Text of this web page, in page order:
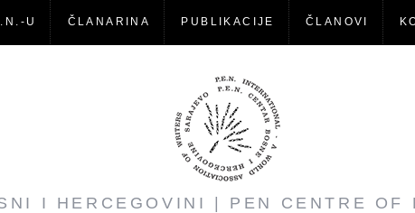
U ČLANARINA PUBLIKACIJE ČLANOVI
I HERCEGOVINI | PEN CENTRE OF